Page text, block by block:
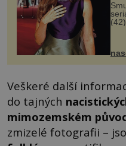
Veškeré další
do tajných
mimozemském
zmizelé fotografii –